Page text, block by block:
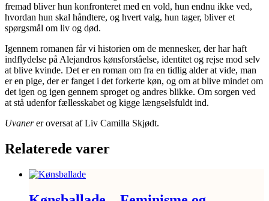
fremad bliver hun konfronteret med en vold, hun endnu ikke ved,
hvordan hun skal håndtere, og hvert valg, hun tager, bliver et
spørgsmål om liv og død.
Igennem romanen får vi historien om de mennesker, der har haft
indflydelse på Alejandros kønsforståelse, identitet og rejse mod selv
at blive kvinde. Det er en roman om fra en tidlig alder at vide, man
er en pige, der er fanget i det forkerte køn, og om at blive mindet om
det igen og igen gennem sproget og andres blikke. Om sorgen ved
at stå udenfor fællesskabet og kigge længselsfuldt ind.
Uvanerer oversat af Liv Camilla Skjødt.
Relaterede varer